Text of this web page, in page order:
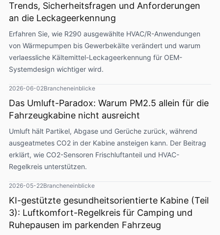
Trends, Sicherheitsfragen und Anforderungen
an die Leckageerkennung
Erfahren Sie, wie R290 ausgewählte HVAC/R-Anwendungen
von Wärmepumpen bis Gewerbekälte verändert und warum
verlaessliche Kältemittel-Leckageerkennung für OEM-
Systemdesign wichtiger wird.
2026-06-02Brancheneinblicke
Das Umluft-Paradox: Warum PM2.5 allein für die
Fahrzeugkabine nicht ausreicht
Umluft hält Partikel, Abgase und Gerüche zurück, während
ausgeatmetes CO2 in der Kabine ansteigen kann. Der Beitrag
erklärt, wie CO2-Sensoren Frischluftanteil und HVAC-
Regelkreis unterstützen.
2026-05-22Brancheneinblicke
KI-gestützte gesundheitsorientierte Kabine (Teil
3): Luftkomfort-Regelkreis für Camping und
Ruhepausen im parkenden Fahrzeug